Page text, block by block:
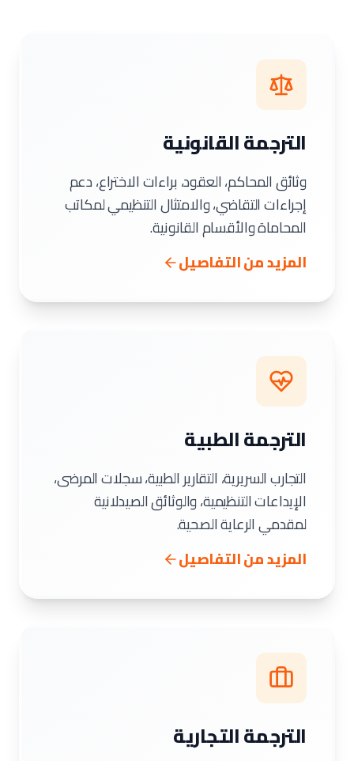
الترجمة القانونية
وثائق المحاكم، العقود، براءات الاختراع، دعم
إجراءات التقاضي، والامتثال التنظيمي لمكاتب
المحاماة والأقسام القانونية.
المزيد من التفاصيل
الترجمة الطبية
التجارب السريرية، التقارير الطبية، سجلات المرضى،
الإيداعات التنظيمية، والوثائق الصيدلانية
لمقدمي الرعاية الصحية.
المزيد من التفاصيل
الترجمة التجارية